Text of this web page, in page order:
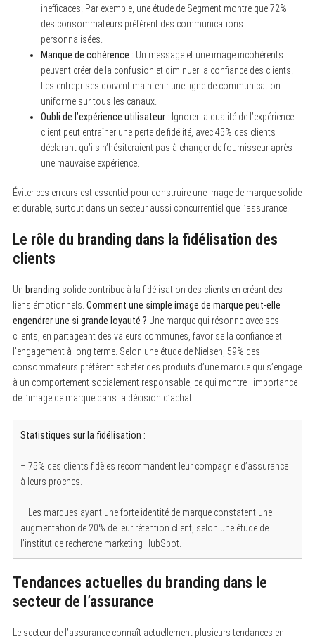
inefficaces. Par exemple, une étude de Segment montre que 72%
des consommateurs préfèrent des communications
personnalisées.
Manque de cohérence : Un message et une image incohérents
peuvent créer de la confusion et diminuer la confiance des clients.
Les entreprises doivent maintenir une ligne de communication
uniforme sur tous les canaux.
Oubli de l’expérience utilisateur : Ignorer la qualité de l’expérience
client peut entraîner une perte de fidélité, avec 45% des clients
déclarant qu’ils n’hésiteraient pas à changer de fournisseur après
une mauvaise expérience.
Éviter ces erreurs est essentiel pour construire une image de marque solide
et durable, surtout dans un secteur aussi concurrentiel que l’assurance.
Le rôle du branding dans la fidélisation des
clients
Un branding solide contribue à la fidélisation des clients en créant des
liens émotionnels. Comment une simple image de marque peut-elle
engendrer une si grande loyauté ? Une marque qui résonne avec ses
clients, en partageant des valeurs communes, favorise la confiance et
l’engagement à long terme. Selon une étude de Nielsen, 59% des
consommateurs préfèrent acheter des produits d’une marque qui s’engage
à un comportement socialement responsable, ce qui montre l’importance
de l’image de marque dans la décision d’achat.
Statistiques sur la fidélisation :
– 75% des clients fidèles recommandent leur compagnie d’assurance
à leurs proches.
– Les marques ayant une forte identité de marque constatent une
augmentation de 20% de leur rétention client, selon une étude de
l’institut de recherche marketing HubSpot.
Tendances actuelles du branding dans le
secteur de l’assurance
Le secteur de l’assurance connaît actuellement plusieurs tendances en